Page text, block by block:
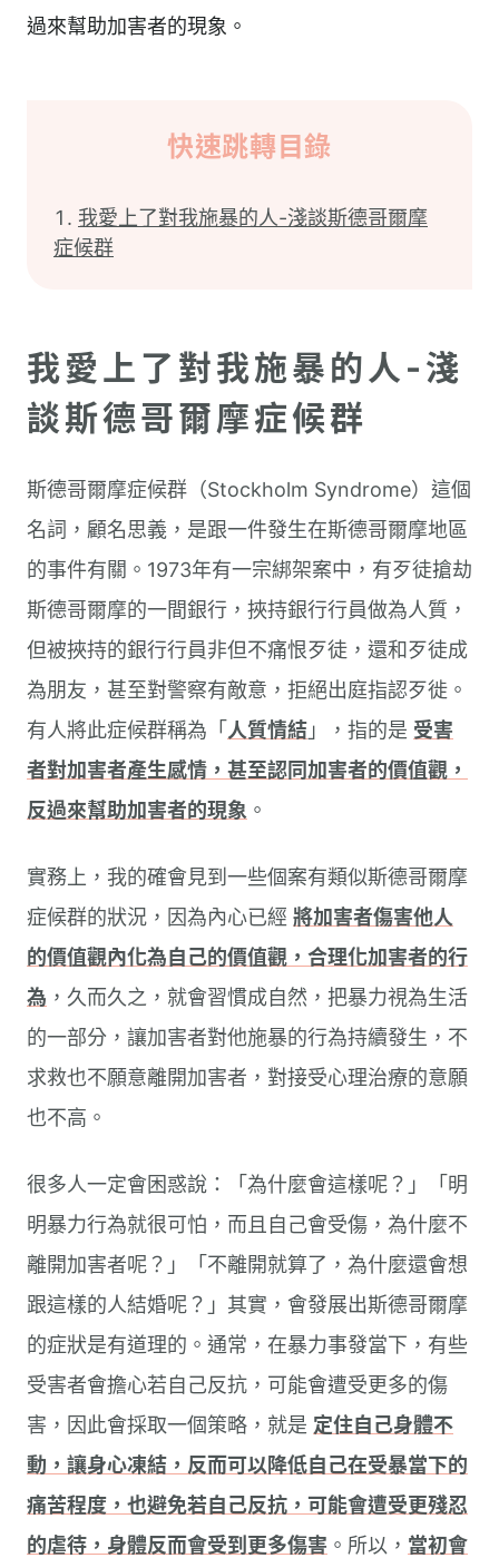
過來幫助加害者的現象。
快速跳轉目錄
我愛上了對我施暴的人-淺談斯德哥爾摩
症候群
我愛上了對我施暴的人-淺
談斯德哥爾摩症候群
斯德哥爾摩症候群（Stockholm Syndrome）這個
名詞，顧名思義，是跟一件發生在斯德哥爾摩地區
的事件有關。1973年有一宗綁架案中，有歹徒搶劫
斯德哥爾摩的一間銀行，挾持銀行行員做為人質，
但被挾持的銀行行員非但不痛恨歹徒，還和歹徒成
為朋友，甚至對警察有敵意，拒絕出庭指認歹徙。
有人將此症候群稱為「 人質情結 」，指的是 受害
者對加害者產生感情，甚至認同加害者的價值觀，
反過來幫助加害者的現象 。
實務上，我的確會見到一些個案有類似斯德哥爾摩
症候群的狀況，因為內心已經 將加害者傷害他人
的價值觀內化為自己的價值觀，合理化加害者的行
為 ，久而久之，就會習慣成自然，把暴力視為生活
的一部分，讓加害者對他施暴的行為持續發生，不
求救也不願意離開加害者，對接受心理治療的意願
也不高。
很多人一定會困惑說：「為什麼會這樣呢？」「明
明暴力行為就很可怕，而且自己會受傷，為什麼不
離開加害者呢？」「不離開就算了，為什麼還會想
跟這樣的人結婚呢？」其實，會發展出斯德哥爾摩
的症狀是有道理的。通常，在暴力事發當下，有些
受害者會擔心若自己反抗，可能會遭受更多的傷
害，因此會採取一個策略，就是 定住自己身體不
動，讓身心凍結，反而可以降低自己在受暴當下的
痛苦程度，也避免若自己反抗，可能會遭受更殘忍
的虐待，身體反而會受到更多傷害 。所以， 當初會